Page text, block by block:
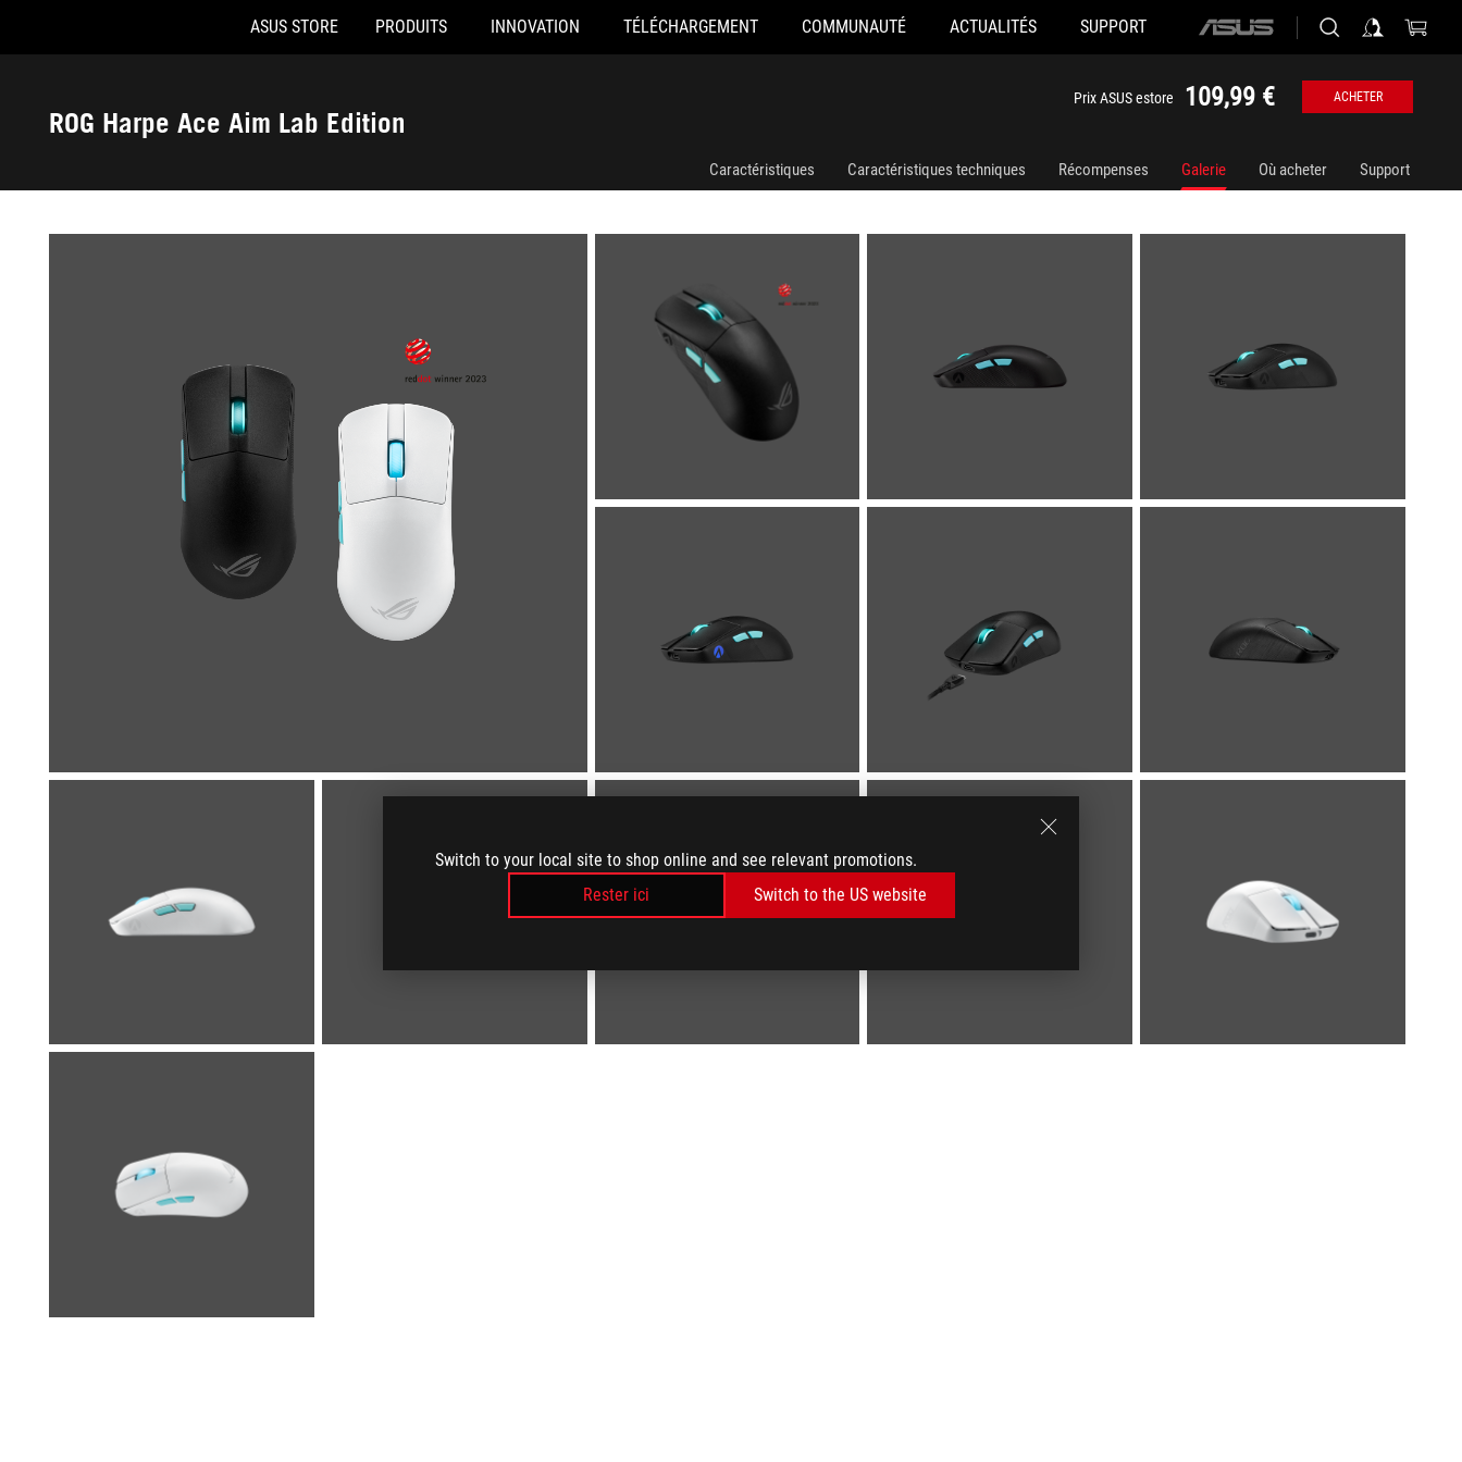
Switch to your local site to shop online and see relevant promotions.
Rester ici
Switch to the US website
Accessibility links
ASUS STORE PRODUITS INNOVATION TÉLÉCHARGEMENT COMMUNAUTÉ ACTUALITÉS SUPPORT
ASUS
ROG Harpe Ace Aim Lab Edition
Prix ASUS estore 109,99 € ACHETER
Caractéristiques Caractéristiques techniques Récompenses Galerie Où acheter Support